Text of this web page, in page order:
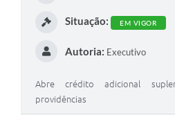
Situação: EM VIGOR
Autoria: Executivo
Abre crédito adicional
providências